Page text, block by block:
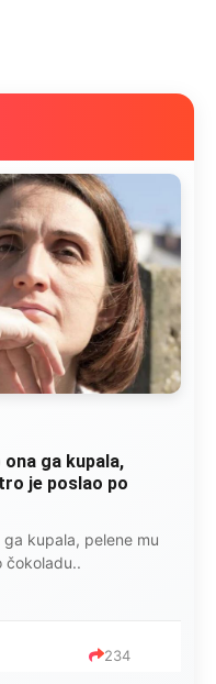
“Nisam jela
ovo je
“Nisam jela kobasice,
95